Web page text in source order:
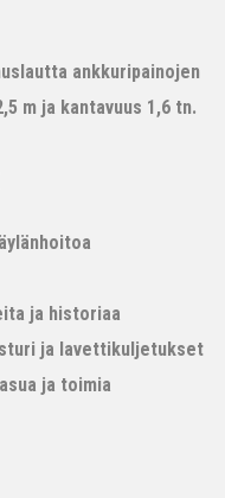
ankkuripainojen
m ja kantavuus 1,6 tn.
ja historiaa
ja lavettikuljetukset
ja toimia